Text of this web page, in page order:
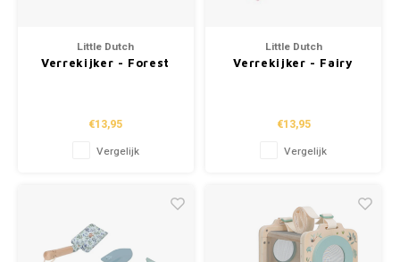
Little Dutch
Verrekijker - Forest
€13,95
Vergelijk
Little Dutch
Verrekijker - Fairy
€13,95
Vergelijk